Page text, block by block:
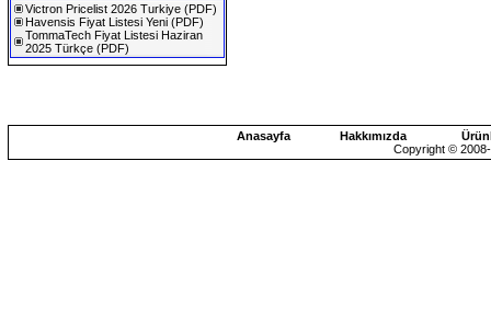
Victron Pricelist 2026 Turkiye (PDF)
Havensis Fiyat Listesi Yeni (PDF)
TommaTech Fiyat Listesi Haziran
2025 Türkçe (PDF)
Anasayfa Hakkımızda
Copyright ©